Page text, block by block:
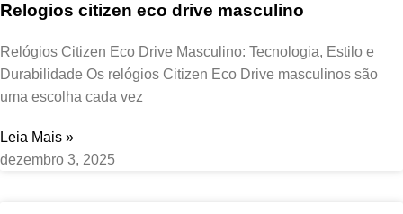
Relogios citizen eco drive masculino
Relógios Citizen Eco Drive Masculino: Tecnologia, Estilo e
Durabilidade Os relógios Citizen Eco Drive masculinos são
uma escolha cada vez
Leia Mais »
dezembro 3, 2025